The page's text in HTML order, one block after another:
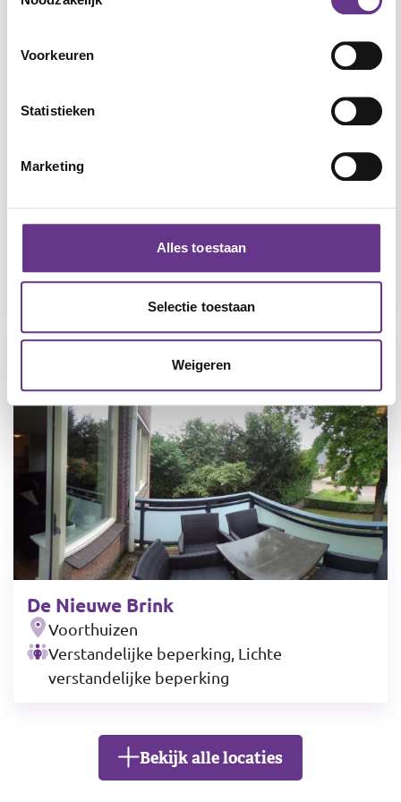
Voorkeuren
Statistieken
Marketing
Alles toestaan
Selectie toestaan
Weigeren
Breeland
Lichte verstandelijke beperking
De Nieuwe Brink
Voorthuizen
Verstandelijke beperking, Lichte
verstandelijke beperking
Bekijk alle locaties